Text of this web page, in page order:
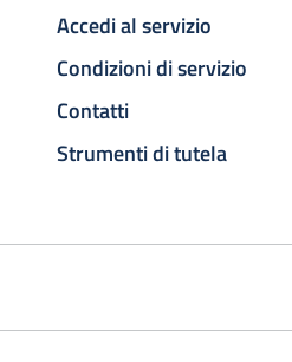
Accedi al servizio
Condizioni di servizio
Contatti
Strumenti di tutela